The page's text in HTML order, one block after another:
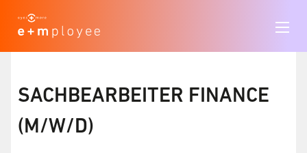
SACHBEARBEITER FINANCE
(M/W/D)